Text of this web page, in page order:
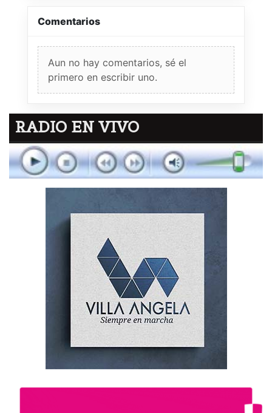
Comentarios
Aun no hay comentarios, sé el
primero en escribir uno.
RADIO EN VIVO